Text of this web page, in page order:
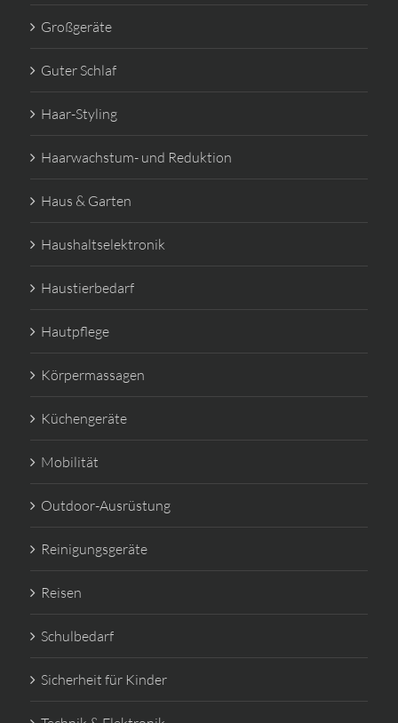
Großgeräte
Guter Schlaf
Haar-Styling
Haarwachstum- und Reduktion
Haus & Garten
Haushaltselektronik
Haustierbedarf
Hautpflege
Körpermassagen
Küchengeräte
Mobilität
Outdoor-Ausrüstung
Reinigungsgeräte
Reisen
Schulbedarf
Sicherheit für Kinder